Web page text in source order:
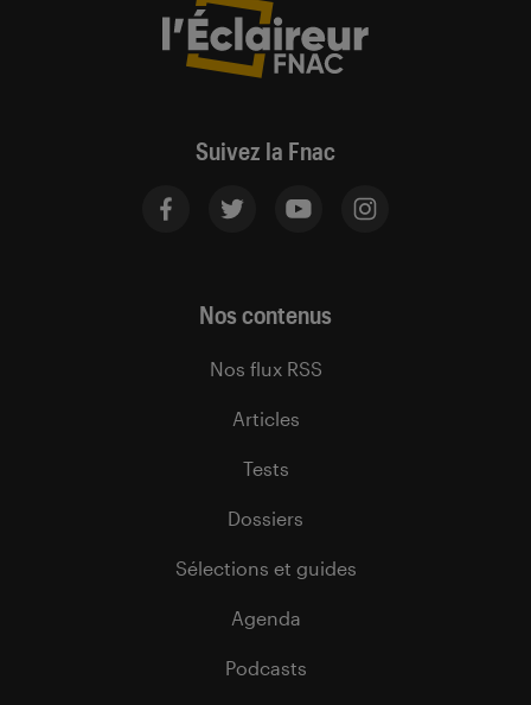
Suivez la Fnac
Nos contenus
Nos flux RSS
Articles
Tests
Dossiers
Sélections et guides
Agenda
Podcasts